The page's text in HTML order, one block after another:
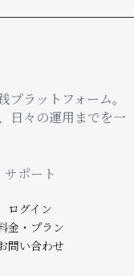
ラットフォーム。
日々の運用までを一
サポート
ログイン
金・プラン
問い合わせ